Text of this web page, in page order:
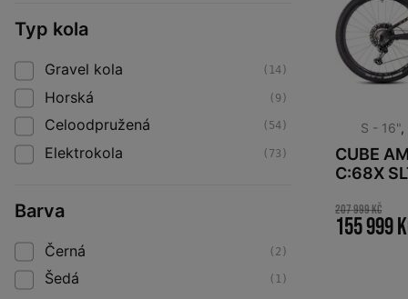
S - 16",
CUBE
C:68X
207 999 Kč
155 999
Typ kola
Gravel kola (14)
Horská (9)
Celoodpružená (54)
Elektrokola (73)
Barva
Černá (2)
Šedá (1)